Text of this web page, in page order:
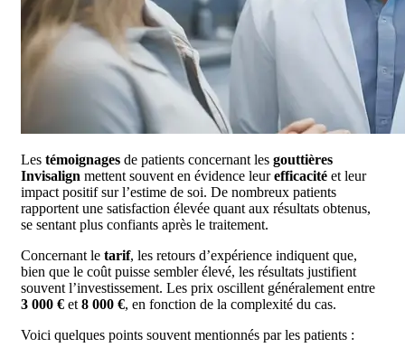
Les témoignages de patients concernant les gouttières
Invisalign mettent souvent en évidence leurefficacité et leur
impact positif sur l’estime de soi. De nombreux patients
rapportent une satisfaction élevée quant aux résultats obtenus,
se sentant plus confiants après le traitement.
Concernant le tarif, les retours d’expérience indiquent que,
bien que le coût puisse sembler élevé, les résultats justifient
souvent l’investissement. Les prix oscillent généralement entre
3 000 € et 8 000 €, en fonction de la complexité du cas.
Voici quelques points souvent mentionnés par les patients :